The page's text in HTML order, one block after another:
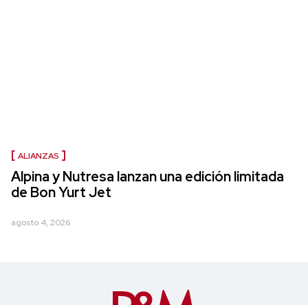
ALIANZAS
Alpina y Nutresa lanzan una edición limitada
de Bon Yurt Jet
agosto 4, 2026